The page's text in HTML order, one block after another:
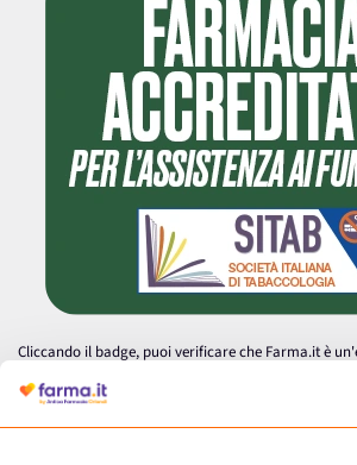
Cliccando il badge, puoi verificare che Farma.it è
autorizzata dal Ministero della Salute a effettuare la
medicinali.